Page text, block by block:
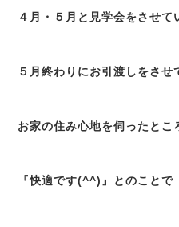
４月・５月と見学会をさせて
５月終わりにお引渡しをさせ
お家の住み心地を伺ったとこ
『快適です(^^)』とのことで